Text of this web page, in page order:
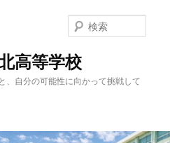
高等学校
、自分の可能性に向かって挑戦して
索